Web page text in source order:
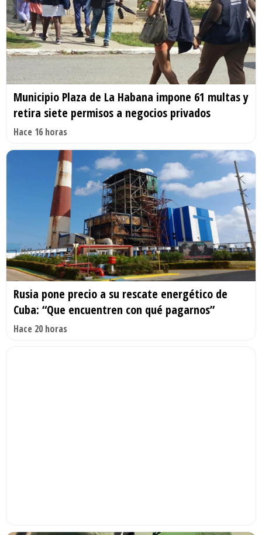
Municipio Plaza de La Habana impone 61 multas y
retira siete permisos a negocios privados
Hace 16 horas
Rusia pone precio a su rescate energético de
Cuba: “Que encuentren con qué pagarnos”
Hace 20 horas